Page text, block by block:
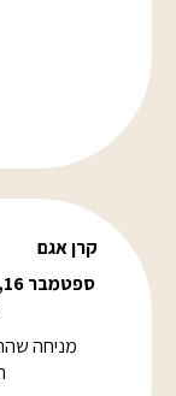
קרן אגם
מניחה